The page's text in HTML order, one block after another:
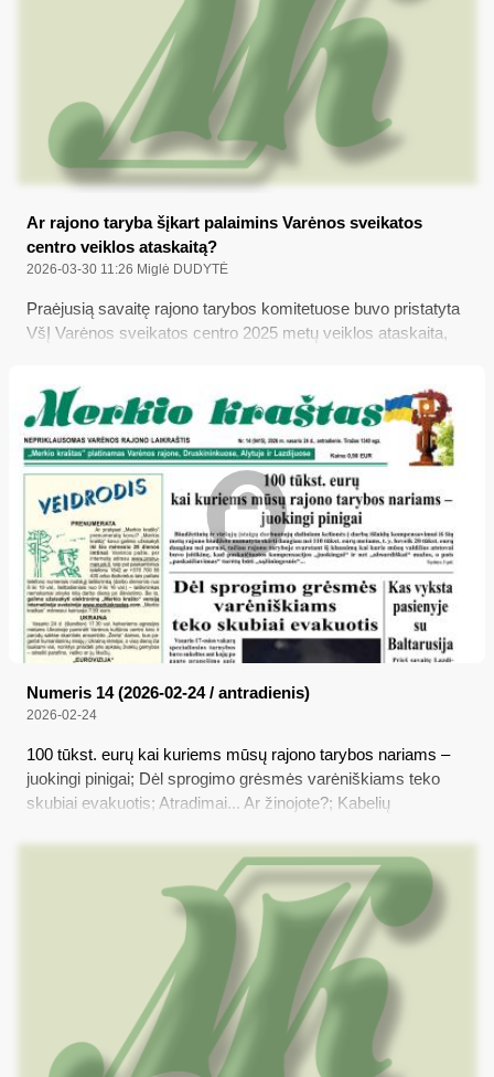
Ar rajono taryba šįkart palaimins Varėnos sveikatos
centro veiklos ataskaitą?
2026-03-30 11:26 Miglė DUDYTĖ
Praėjusią savaitę rajono tarybos komitetuose buvo pristatyta
VšĮ Varėnos sveikatos centro 2025 metų veiklos ataskaita,
osios (šiandienos) rajono tarybos posėdyje, o iki tol
ataskaitinį dokumentą panagrinėjo „Merkio kraštas“...
Numeris 14 (2026-02-24 / antradienis)
2026-02-24
100 tūkst. eurų kai kuriems mūsų rajono tarybos nariams –
juokingi pinigai; Dėl sprogimo grėsmės varėniškiams teko
skubiai evakuotis; Atradimai... Ar žinojote?; Kabelių
migrantams; Kas vyksta pasienyje su Baltarusija